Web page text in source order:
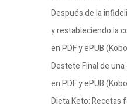
Después de la
y restableciendo la
en PDF y ePUB
Destete Final de
en PDF y ePUB
Dieta Keto: Recetas